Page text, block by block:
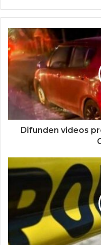
Difunden videos